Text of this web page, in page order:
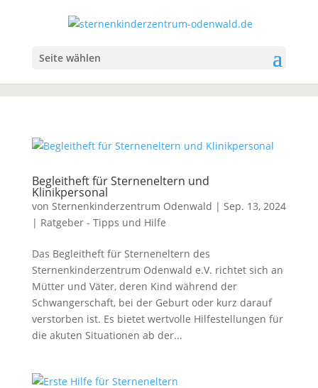
Seite wählen
Begleitheft für Sterneneltern und
Klinikpersonal
von Sternenkinderzentrum Odenwald | Sep. 13, 2024
| Ratgeber - Tipps und Hilfe
Das Begleitheft für Sterneneltern des
Sternenkinderzentrum Odenwald e.V. richtet sich an
Mütter und Väter, deren Kind während der
Schwangerschaft, bei der Geburt oder kurz darauf
verstorben ist. Es bietet wertvolle Hilfestellungen für
die akuten Situationen ab der...